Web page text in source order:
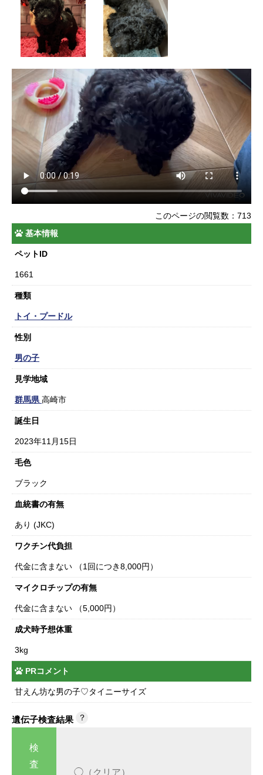
このページの閲覧数：713
基本情報
ペットID
1661
種類
トイ・プードル
性別
男の子
見学地域
群馬県 高崎市
誕生日
2023年11月15日
毛色
ブラック
血統書の有無
あり (JKC)
ワクチン代負担
代金に含まない （1回につき8,000円）
マイクロチップの有無
代金に含まない （5,000円）
成犬時予想体重
3kg
PRコメント
甘えん坊な男の子♡タイニーサイズ
遺伝子検査結果 ？
検
査
◯（クリア）